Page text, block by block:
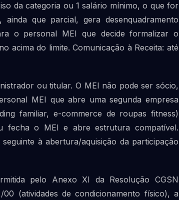
da categoria ou 1 salário mínimo, o que for
que parcial, gera desenquadramento
o personal MEI que decide formalizar o
acima do limite. Comunicação à Receita: até
ou titular. O MEI não pode ser sócio,
MEI que abre uma segunda empresa
familiar, e-commerce de roupas fitness)
fecha o MEI e abre estrutura compatível.
à abertura/aquisição da participação
pelo Anexo XI da Resolução CGSN
(atividades de condicionamento físico), a